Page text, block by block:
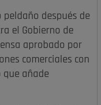
peldaño después de
el Gobierno de
aprobado por
comerciales con
que añade